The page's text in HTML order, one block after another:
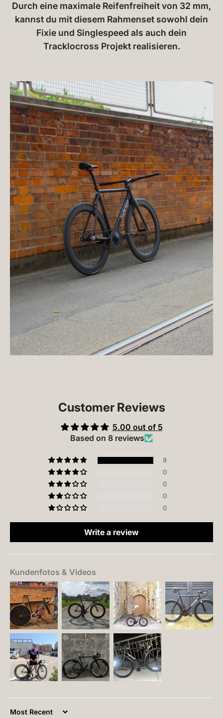
Durch eine maximale Reifenfreiheit von 32 mm,
kannst du mit diesem Rahmenset sowohl dein
Fixie und Singlespeed als auch dein
Tracklocross Projekt realisieren.
Customer Reviews
5.00 out of 5
Based on 8 reviews
8
0
0
0
0
Write a review
Kundenfotos & Videos